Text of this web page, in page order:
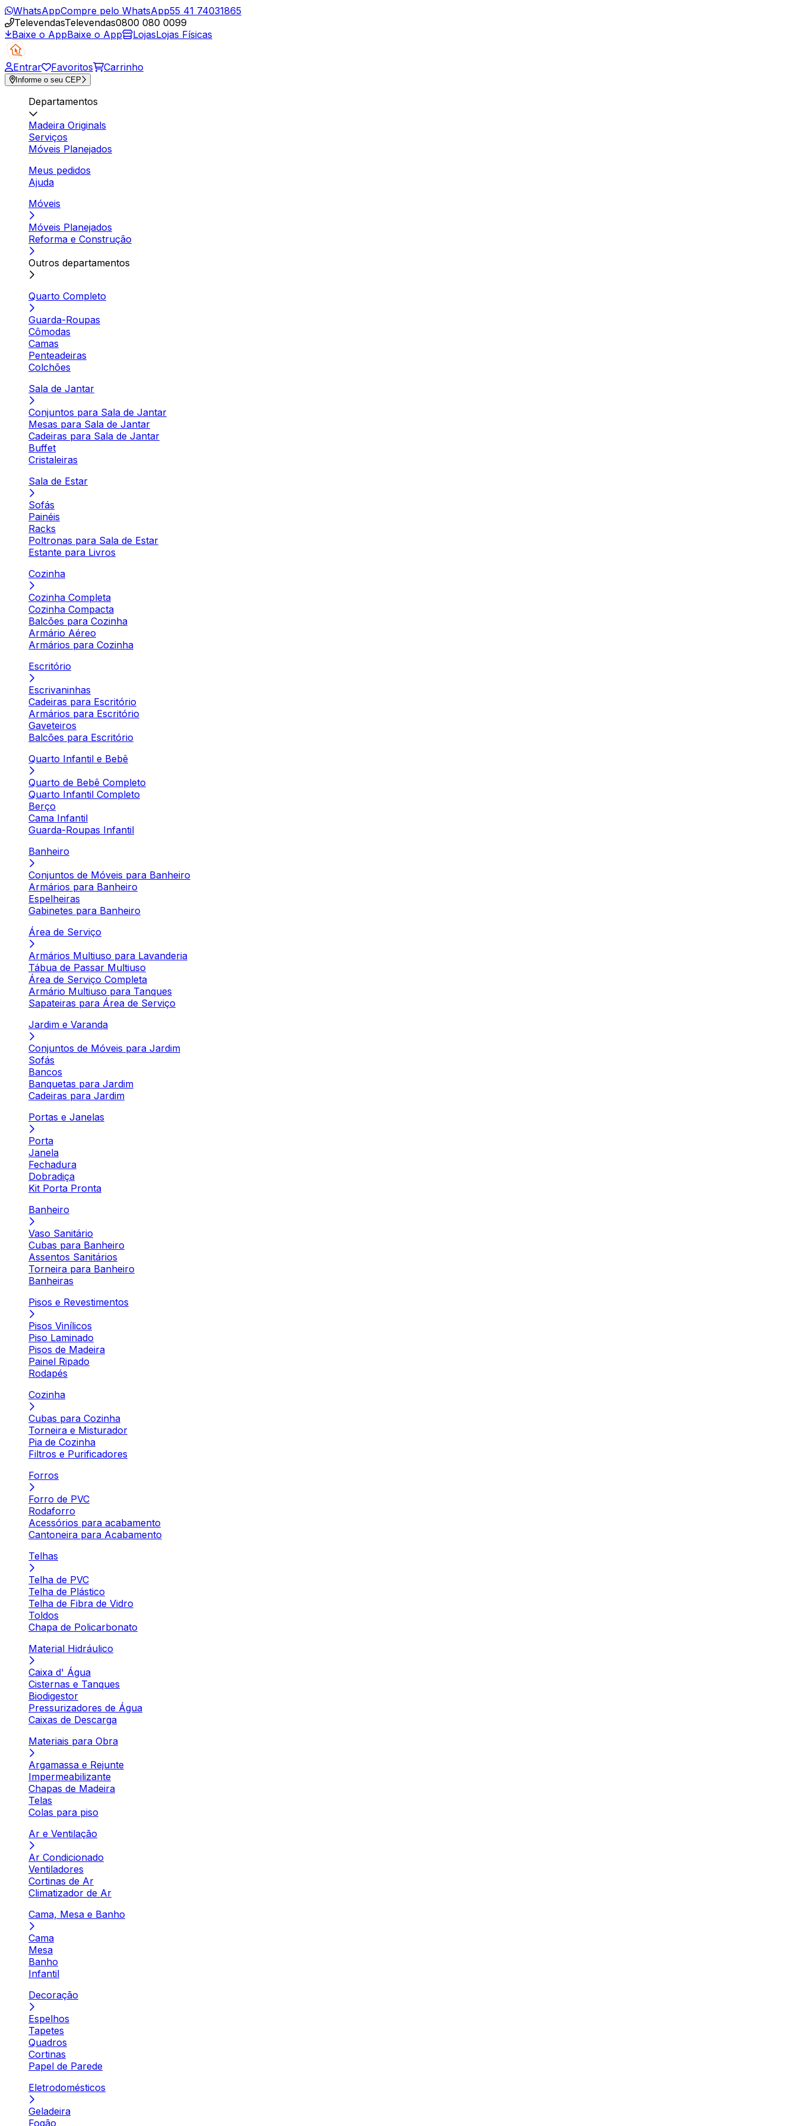
WhatsAppCompre pelo WhatsApp55 41 74031865
TelevendasTelevendas0800 080 0099
Baixe o AppBaixe o App LojasLojas Físicas
Entrar Favoritos Carrinho
Informe o seu CEP
Departamentos
Madeira Originals
Serviços
Móveis Planejados
Meus pedidos
Ajuda
Móveis
Móveis Planejados
Reforma e Construção
Outros departamentos
Quarto Completo
Guarda-Roupas
Cômodas
Camas
Penteadeiras
Colchões
Sala de Jantar
Conjuntos para Sala de Jantar
Mesas para Sala de Jantar
Cadeiras para Sala de Jantar
Buffet
Cristaleiras
Sala de Estar
Sofás
Painéis
Racks
Poltronas para Sala de Estar
Estante para Livros
Cozinha
Cozinha Completa
Cozinha Compacta
Balcões para Cozinha
Armário Aéreo
Armários para Cozinha
Escritório
Escrivaninhas
Cadeiras para Escritório
Armários para Escritório
Gaveteiros
Balcões para Escritório
Quarto Infantil e Bebê
Quarto de Bebê Completo
Quarto Infantil Completo
Berço
Cama Infantil
Guarda-Roupas Infantil
Banheiro
Conjuntos de Móveis para Banheiro
Armários para Banheiro
Espelheiras
Gabinetes para Banheiro
Área de Serviço
Armários Multiuso para Lavanderia
Tábua de Passar Multiuso
Área de Serviço Completa
Armário Multiuso para Tanques
Sapateiras para Área de Serviço
Jardim e Varanda
Conjuntos de Móveis para Jardim
Sofás
Bancos
Banquetas para Jardim
Cadeiras para Jardim
Portas e Janelas
Porta
Janela
Fechadura
Dobradiça
Kit Porta Pronta
Banheiro
Vaso Sanitário
Cubas para Banheiro
Assentos Sanitários
Torneira para Banheiro
Banheiras
Pisos e Revestimentos
Pisos Vinílicos
Piso Laminado
Pisos de Madeira
Painel Ripado
Rodapés
Cozinha
Cubas para Cozinha
Torneira e Misturador
Pia de Cozinha
Filtros e Purificadores
Forros
Forro de PVC
Rodaforro
Acessórios para acabamento
Cantoneira para Acabamento
Telhas
Telha de PVC
Telha de Plástico
Telha de Fibra de Vidro
Toldos
Chapa de Policarbonato
Material Hidráulico
Caixa d' Água
Cisternas e Tanques
Biodigestor
Pressurizadores de Água
Caixas de Descarga
Materiais para Obra
Argamassa e Rejunte
Impermeabilizante
Chapas de Madeira
Telas
Colas para piso
Ar e Ventilação
Ar Condicionado
Ventiladores
Cortinas de Ar
Climatizador de Ar
Cama, Mesa e Banho
Cama
Mesa
Banho
Infantil
Decoração
Espelhos
Tapetes
Quadros
Cortinas
Papel de Parede
Eletrodomésticos
Geladeira
Fogão